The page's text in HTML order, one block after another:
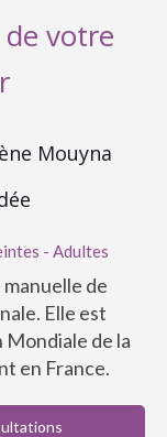
votre
Mouyna
- Adultes
de
Elle est
de la
en France.